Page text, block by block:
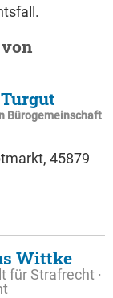
Bürogemeinschaft
45879
Wittke
für Strafrecht ·